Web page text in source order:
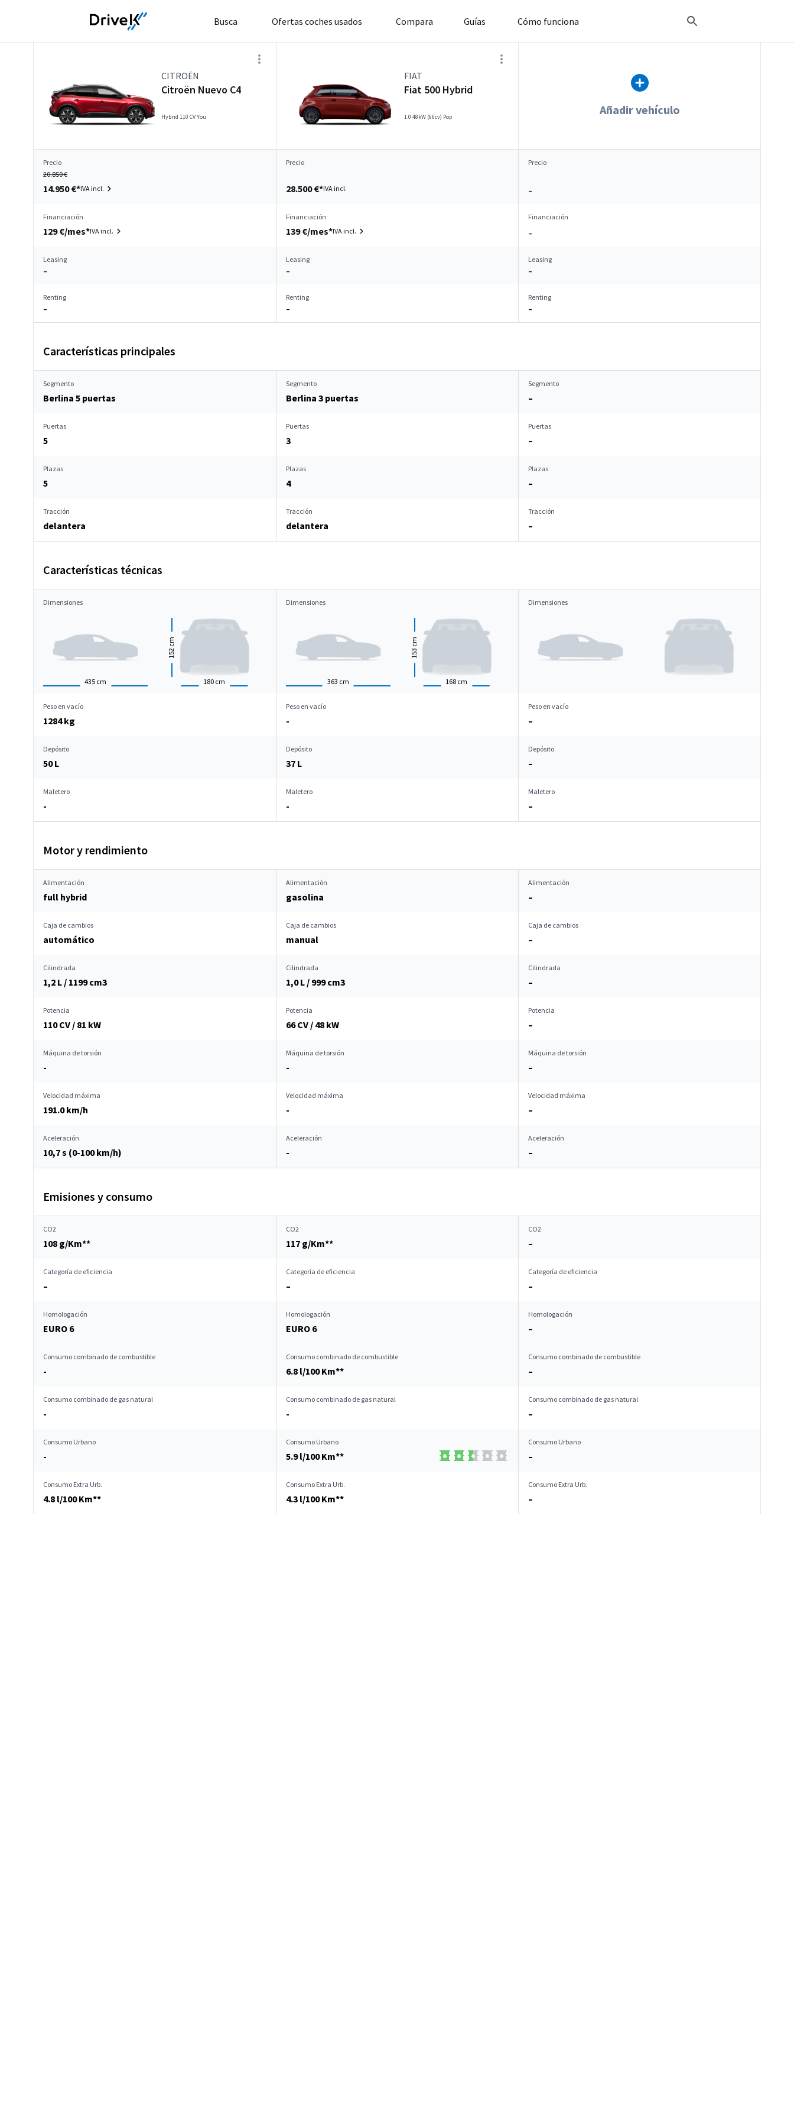
Busca Ofertas coches usados Compara Guías Cómo funciona
CITROËN
Citroën Nuevo C4
Hybrid 110 CV You
FIAT
Fiat 500 Hybrid
1.0 48kW (66cv) Pop Añadir vehículo
Precio
20.850 €
14.950 €*IVA incl.
Precio
28.500 €*IVA incl.
Precio
–
Financiación
129 €/mes*IVA incl.
Financiación
139 €/mes*IVA incl.
Financiación
–
Leasing
–
Leasing
–
Leasing
–
Renting
–
Renting
–
Renting
–
Características principales
Segmento
Berlina 5 puertas
Segmento
Berlina 3 puertas
Segmento
–
Puertas
5
Puertas
3
Puertas
–
Plazas
5
Plazas
4
Plazas
–
Tracción
delantera
Tracción
delantera
Tracción
–
Características técnicas
Dimensiones
435 cm 180 cm
152
cm
Dimensiones
363 cm 168 cm
153
cm
Dimensiones
Peso en vacío
1284 kg
Peso en vacío
-
Peso en vacío
–
Depósito
50 L
Depósito
37 L
Depósito
–
Maletero
-
Maletero
-
Maletero
–
Motor y rendimiento
Alimentación
full hybrid
Alimentación
gasolina
Alimentación
–
Caja de cambios
automático
Caja de cambios
manual
Caja de cambios
–
Cilindrada
1,2 L / 1199 cm3
Cilindrada
1,0 L / 999 cm3
Cilindrada
–
Potencia
110 CV / 81 kW
Potencia
66 CV / 48 kW
Potencia
–
Máquina de torsión
-
Máquina de torsión
-
Máquina de torsión
–
Velocidad máxima
191.0 km/h
Velocidad máxima
-
Velocidad máxima
–
Aceleración
10,7 s (0-100 km/h)
Aceleración
-
Aceleración
–
Emisiones y consumo
CO2
108 g/Km**
CO2
117 g/Km**
CO2
–
Categoría de eficiencia
–
Categoría de eficiencia
–
Categoría de eficiencia
–
Homologación
EURO 6
Homologación
EURO 6
Homologación
–
Consumo combinado de combustible
-
Consumo combinado de combustible
6.8 l/100 Km**
Consumo combinado de combustible
–
Consumo combinado de gas natural
-
Consumo combinado de gas natural
-
Consumo combinado de gas natural
–
Consumo Urbano
-
Consumo Urbano
5.9 l/100 Km**
Consumo Urbano
–
Consumo Extra Urb.
4.8 l/100 Km**
Consumo Extra Urb.
4.3 l/100 Km**
Consumo Extra Urb.
–